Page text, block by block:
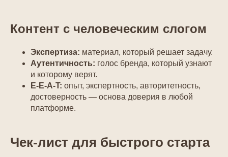
Контент с человеческим слогом
Экспертиза: материал, который решает задачу.
Аутентичность: голос бренда, который узнают
и которому верят.
E-E-A-T: опыт, экспертность, авторитетность,
достоверность — основа доверия в любой
платформе.
Чек-лист для быстрого старта